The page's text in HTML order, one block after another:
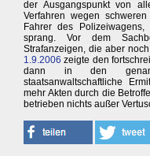
der Ausgangspunkt von
Verfahren wegen
Fahrer des
sprang. Vor dem
Strafanzeigen, die aber
1.9.2006 zeigte den
dann in den
staatsanwaltschaftliche
mehr Akten durch die
betrieben nichts außer